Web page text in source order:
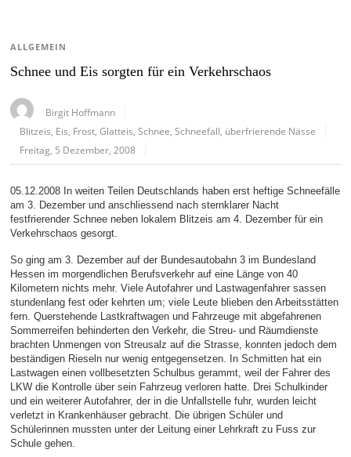
ALLGEMEIN
Schnee und Eis sorgten für ein Verkehrschaos
Birgit Hoffmann
Blitzeis Eis Frost ,Glatteis ,Schnee ,Schneefall überfrierende Nässe
Freitag, 5 Dezember, 2008
05.12.2008 In weiten Teilen Deutschlands haben erst heftige Schneefälle
am 3. Dezember und anschliessend nach sternklarer Nacht
festfrierender Schnee neben lokalem Blitzeis am 4. Dezember für ein
Verkehrschaos gesorgt.
So ging am 3. Dezember auf der Bundesautobahn 3 im Bundesland
Hessen im morgendlichen Berufsverkehr auf eine Länge von 40
Kilometern nichts mehr. Viele Autofahrer und Lastwagenfahrer sassen
stundenlang fest oder kehrten um; viele Leute blieben den Arbeitsstätten
fern. Querstehende Lastkraftwagen und Fahrzeuge mit abgefahrenen
Sommerreifen behinderten den Verkehr, die Streu- und Räumdienste
brachten Unmengen von Streusalz auf die Strasse, konnten jedoch dem
beständigen Rieseln nur wenig entgegensetzen. In Schmitten hat ein
Lastwagen einen vollbesetzten Schulbus gerammt, weil der Fahrer des
LKW die Kontrolle über sein Fahrzeug verloren hatte. Drei Schulkinder
und ein weiterer Autofahrer, der in die Unfallstelle fuhr, wurden leicht
verletzt in Krankenhäuser gebracht. Die übrigen Schüler und
Schülerinnen mussten unter der Leitung einer Lehrkraft zu Fuss zur
Schule gehen.